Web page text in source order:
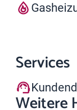
Services
Weitere